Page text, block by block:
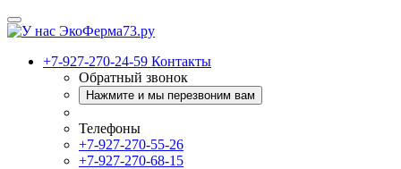
+7-927-270-24-59 Контакты
Обратный звонок
Нажмите и мы перезвоним вам
Телефоны
+7-927-270-55-26
+7-927-270-68-15